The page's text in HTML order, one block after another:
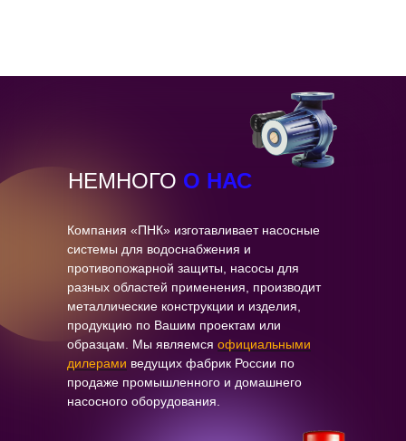
НЕМНОГО О НАС
Компания «ПНК» изготавливает насосные
системы для водоснабжения и
противопожарной защиты, насосы для
разных областей применения, производит
металлические конструкции и изделия,
продукцию по Вашим проектам или
образцам. Мы являемся официальными
дилерами ведущих фабрик России по
продаже промышленного и домашнего
насосного оборудования.